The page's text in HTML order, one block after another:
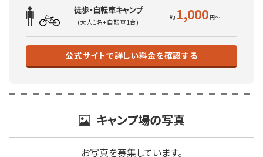
徒歩・自転車キャンプ
(大人1名+自転車1台) 1,000
公式サイトで詳しい料金を確認する
キャンプ場の写真
お写真を募集しています。